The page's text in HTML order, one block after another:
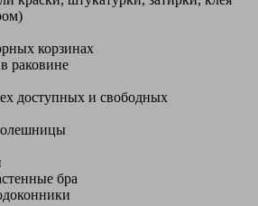
корзинах
раковине
доступных и свободных
бра